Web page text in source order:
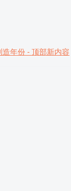
造年份 - 顶部新内容